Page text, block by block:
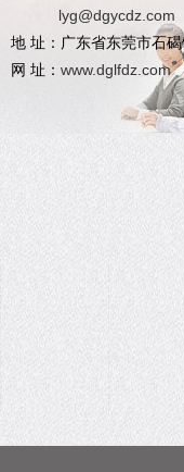
lyg@dgycdz.com
地 址：广东省东莞市石
网 址： www.dglfdz.com